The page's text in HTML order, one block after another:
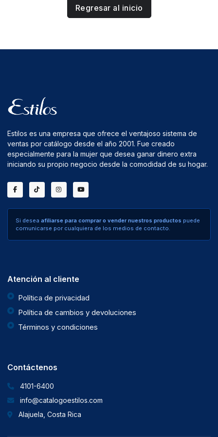
Regresar al inicio
Estilos es una empresa que ofrece el ventajoso sistema de
ventas por catálogo desde el año 2001. Fue creado
especialmente para la mujer que desea ganar dinero extra
iniciando su propio negocio desde la comodidad de su hogar.
Si desea afiliarse para comprar o vender nuestros productos puede
comunicarse por cualquiera de los medios de contacto.
Atención al cliente
Política de privacidad
Política de cambios y devoluciones
Términos y condiciones
Contáctenos
4101-6400
info@catalogoestilos.com
Alajuela, Costa Rica